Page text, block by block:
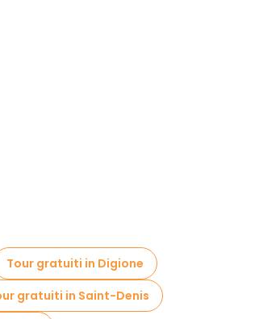
Tour gratuiti in Digione
gratuiti in Saint-Denis